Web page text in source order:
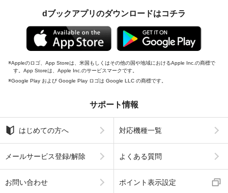
dブックアプリのダウンロードはコチラ
Appleのロゴ、App Storeは、米国もしくはその他の国や地域におけるApple Inc.の商標で
す。App Storeは、Apple Inc.のサービスマークです。
Google Play および Google Play ロゴは Google LLC の商標です。
サポート情報
はじめての方へ 対応機種一覧
メールサービス登録/解除 よくある質問
お問い合わせ ポイント表示設定